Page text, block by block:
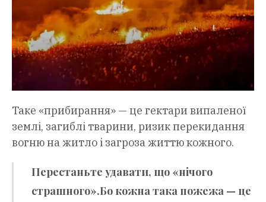
Таке «прибирання» — це гектари випаленої
землі, загиблі тварини, ризик перекидання
вогню на житло і загроза життю кожного.
Перестаньте удавати, що «нічого
страшного».Бо кожна така пожежа — це